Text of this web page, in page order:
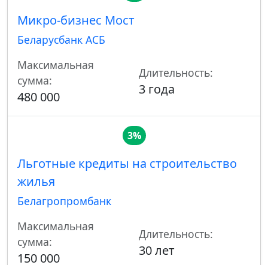
Микро-бизнес Мост
Беларусбанк АСБ
Максимальная
сумма:
480 000
Длительность:
3 года
3%
Льготные кредиты на строительство
жилья
Белагропромбанк
Максимальная
сумма:
150 000
Длительность:
30 лет